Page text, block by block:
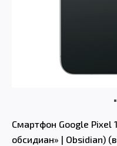
Смартфон Google Pixel
обсидиан» | Obsidian)